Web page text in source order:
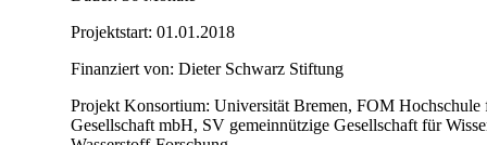
Projektstart: 01.01.2018
Finanziert von: Dieter Schwarz Stiftung
Projekt Konsortium: Universität Bremen, FOM
Gesellschaft mbH, SV gemeinnützige Gesellschaft für